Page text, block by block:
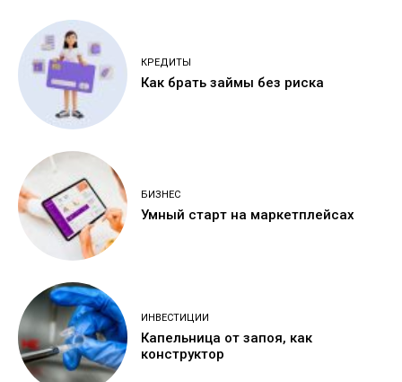
КРЕДИТЫ
Как брать займы без риска
БИЗНЕС
Умный старт на маркетплейсах
ИНВЕСТИЦИИ
Капельница от запоя, как
конструктор